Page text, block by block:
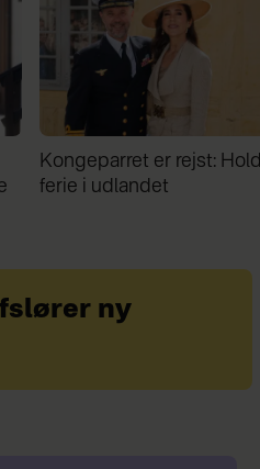
Midt i sommerferien:
Frederik kunne ikke holde
ny